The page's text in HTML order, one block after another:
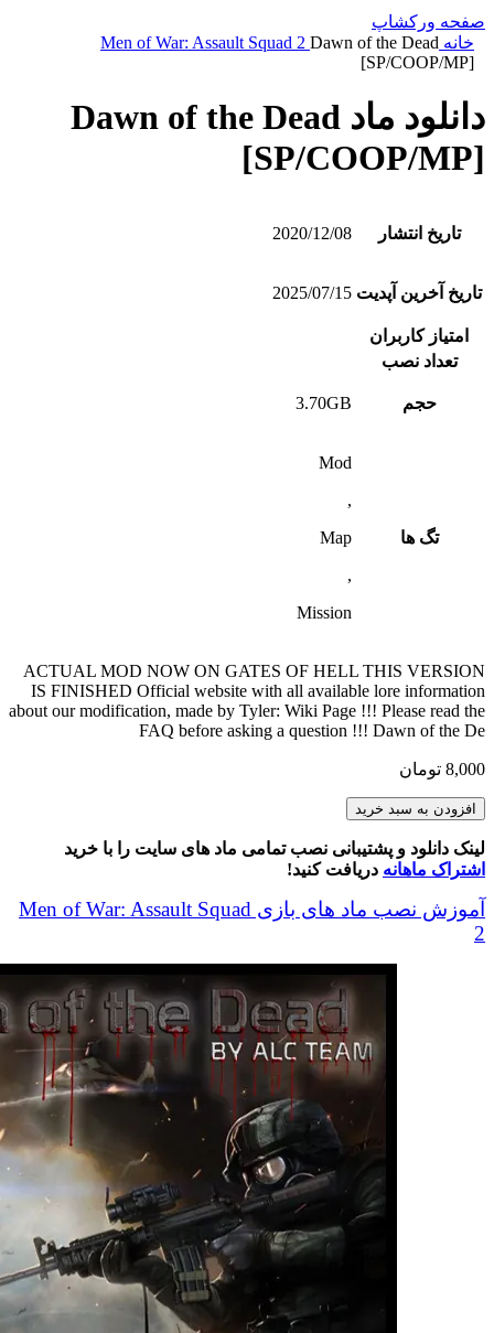
صفحه ورکشاپ
خانه
Men of War: Assault Squad 2 Dawn of the Dead
[SP/COOP/MP]
دانلود ماد Dawn of the Dead
[SP/COOP/MP]
تاریخ انتشار 2020/12/08
تاریخ آخرین آپدیت 2025/07/15
امتیاز کاربران
تعداد نصب
حجم 3.70GB
تگ ها
Mod
,
Map
,
Mission
ACTUAL MOD NOW ON GATES OF HELL THIS VERSION
IS FINISHED Official website with all available lore information
about our modification, made by Tyler: Wiki Page !!! Please read the
FAQ before asking a question !!! Dawn of the De
8,000 تومان
Dawn
of
the
Dead
[SP/COOP/MP]
عدد
افزودن به سبد خرید
لینک دانلود و پشتیبانی نصب تمامی ماد های سایت را با خرید
اشتراک ماهانه دریافت کنید!
آموزش نصب ماد های بازی Men of War: Assault Squad
2